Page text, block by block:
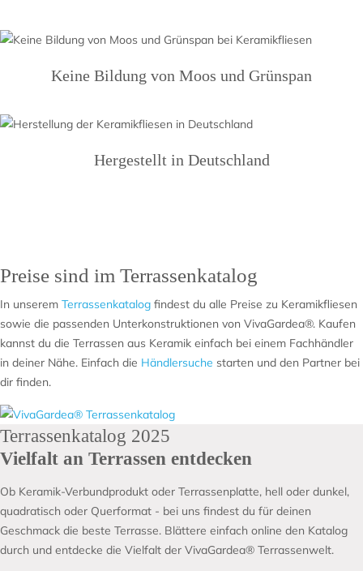
Keine Bildung von Moos und Grünspan
Hergestellt in Deutschland
Preise sind im Terrassenkatalog
In unserem Terrassenkatalog findest du alle Preise zu Keramikfliesen
sowie die passenden Unterkonstruktionen von VivaGardea®. Kaufen
kannst du die Terrassen aus Keramik einfach bei einem Fachhändler
in deiner Nähe. Einfach die Händlersuche starten und den Partner bei
dir finden.
Terrassenkatalog 2025
Vielfalt an Terrassen entdecken
Ob Keramik-Verbundprodukt oder Terrassenplatte, hell oder dunkel,
quadratisch oder Querformat - bei uns findest du für deinen
Geschmack die beste Terrasse. Blättere einfach online den Katalog
durch und entdecke die Vielfalt der VivaGardea® Terrassenwelt.